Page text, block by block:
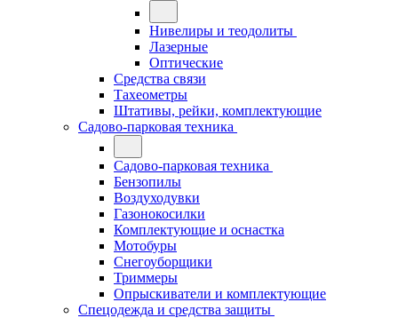
Нивелиры и теодолиты
Лазерные
Оптические
Средства связи
Тахеометры
Штативы, рейки, комплектующие
Садово-парковая техника
Садово-парковая техника
Бензопилы
Воздуходувки
Газонокосилки
Комплектующие и оснастка
Мотобуры
Снегоуборщики
Триммеры
Опрыскиватели и комплектующие
Спецодежда и средства защиты